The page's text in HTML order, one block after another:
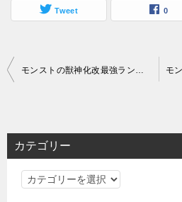
Tweet 0
投
ビ
ゲ
モンストの獣神化改最強ランキングTOP10を紹介
カテゴリー
カ